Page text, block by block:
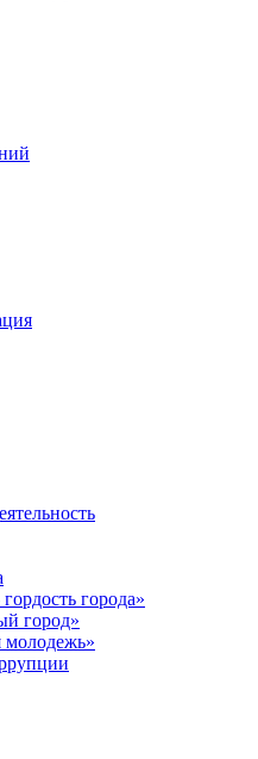
города»
город»
молодежь»